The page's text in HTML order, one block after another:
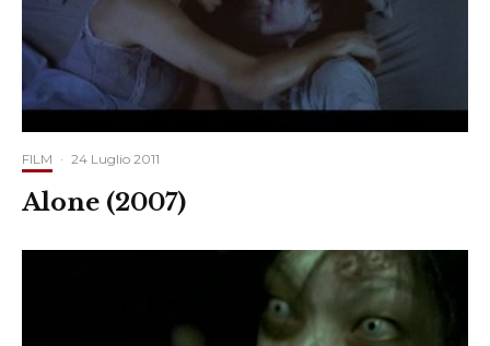
FILM · 24 Luglio 2011
Alone (2007)